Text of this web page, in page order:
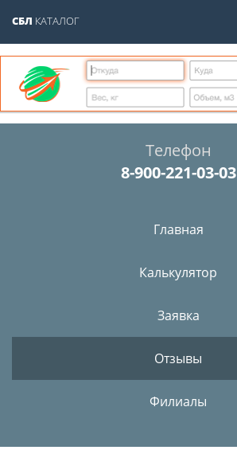
СБЛ КАТАЛОГ
Телефон
8-900-221-03-03
Главная
Калькулятор
Заявка
Отзывы
Филиалы